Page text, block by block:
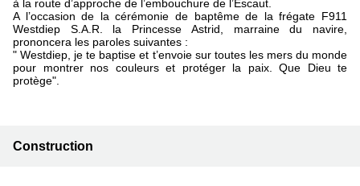
à la route d’approche de l’embouchure de l’Escaut.
A l’occasion de la cérémonie de baptême de la frégate F911
Westdiep S.A.R. la Princesse Astrid, marraine du navire,
prononcera les paroles suivantes :
" Westdiep, je te baptise et t’envoie sur toutes les mers du monde
pour montrer nos couleurs et protéger la paix. Que Dieu te
protège".
Construction